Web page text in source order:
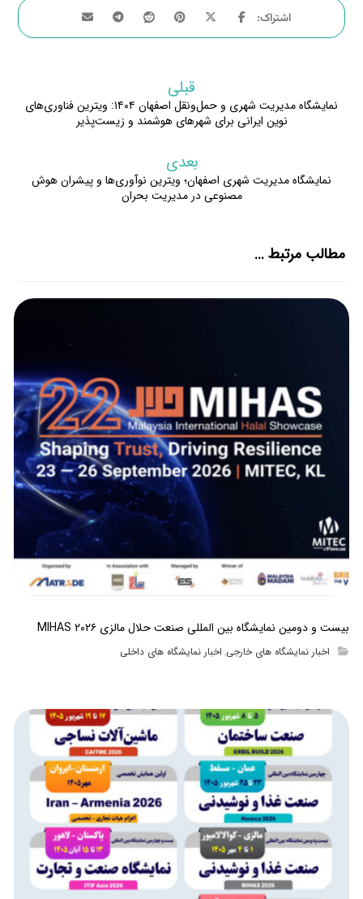
قبلی
نمایشگاه مدیریت شهری و حمل‌ونقل اصفهان ۱۴۰۴: ویترین فناوری‌های
نوین ایرانی برای شهرهای هوشمند و زیست‌پذیر
بعدی
نمایشگاه مدیریت شهری اصفهان؛ ویترین نوآوری‌ها و پیشران هوش
مصنوعی در مدیریت بحران
مطالب مرتبط ...
بیست و دومین نمایشگاه بین المللی صنعت حلال مالزی MIHAS ۲۰۲۶
اخبار نمایشگاه های خارجی, اخبار نمایشگاه های داخلی